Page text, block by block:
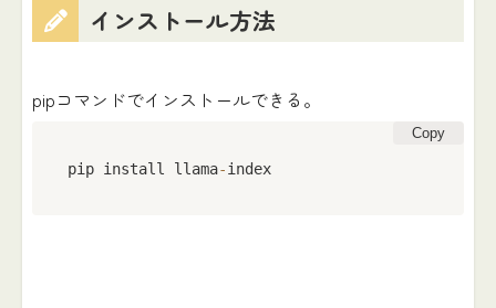
インストール方法
pipコマンドでインストールできる。
Copy
pip install llama-index